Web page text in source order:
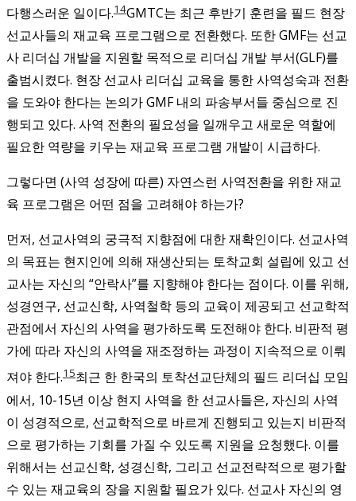
다행스러운 일이다.14GMTC는 최근 후반기 훈련을 필드 현장
선교사들의 재교육 프로그램으로 전환했다. 또한 GMF는 선교
사 리더십 개발을 지원할 목적으로 리더십 개발 부서(GLF)를
출범시켰다. 현장 선교사 리더십 교육을 통한 사역성숙과 전환
을 도와야 한다는 논의가 GMF 내의 파송부서들 중심으로 진
행되고 있다. 사역 전환의 필요성을 일깨우고 새로운 역할에
필요한 역량을 키우는 재교육 프로그램 개발이 시급하다.
그렇다면 (사역 성장에 따른) 자연스런 사역전환을 위한 재교
육 프로그램은 어떤 점을 고려해야 하는가?
먼저, 선교사역의 궁극적 지향점에 대한 재확인이다. 선교사역
의 목표는 현지인에 의해 재생산되는 토착교회 설립에 있고 선
교사는 자신의 “안락사”를 지향해야 한다는 점이다. 이를 위해,
성경연구, 선교신학, 사역철학 등의 교육이 제공되고 선교학적
관점에서 자신의 사역을 평가하도록 도전해야 한다. 비판적 평
가에 따라 자신의 사역을 재조정하는 과정이 지속적으로 이뤄
져야 한다.15최근 한 한국의 토착선교단체의 필드 리더십 모임
에서, 10-15년 이상 현지 사역을 한 선교사들은, 자신의 사역
이 성경적으로, 선교학적으로 바르게 진행되고 있는지 비판적
으로 평가하는 기회를 가질 수 있도록 지원을 요청했다. 이를
위해서는 선교신학, 성경신학, 그리고 선교전략적으로 평가할
수 있는 재교육의 장을 지원할 필요가 있다. 선교사 자신의 영